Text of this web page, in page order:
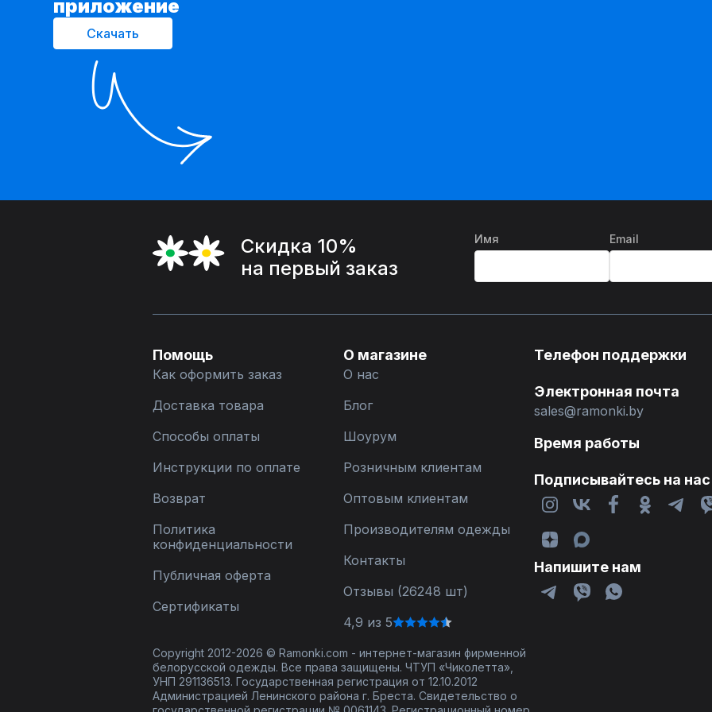
приложение
Скачать
Скидка 10%
на первый заказ
Имя Email
Помощь
Как оформить заказ
Доставка товара
Способы оплаты
Инструкции по оплате
Возврат
Политика
конфиденциальности
Публичная оферта
Сертификаты
О магазине
О нас
Блог
Шоурум
Розничным клиентам
Оптовым клиентам
Производителям одежды
Контакты
Отзывы (26248 шт)
4,9 из 5
Телефон поддержки
Электронная почта
sales@ramonki.by
Время работы
Подписывайтесь на нас
Напишите нам
Copyright 2012-2026 © Ramonki.com - интернет-магазин фирменной
белорусской одежды. Все права защищены. ЧТУП «Чиколетта»,
УНП 291136513. Государственная регистрация от 12.10.2012
Администрацией Ленинского района г. Бреста. Свидетельство о